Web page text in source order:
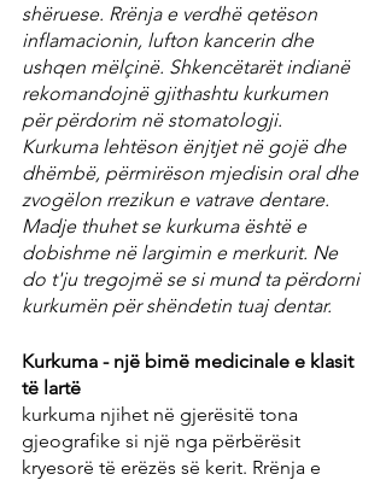
shëruese. Rrënja e verdhë qetëson
inflamacionin, lufton kancerin dhe
ushqen mëlçinë. Shkencëtarët indianë
rekomandojnë gjithashtu kurkumen
për përdorim në stomatologji.
Kurkuma lehtëson ënjtjet në gojë dhe
dhëmbë, përmirëson mjedisin oral dhe
zvogëlon rrezikun e vatrave dentare.
Madje thuhet se kurkuma është e
dobishme në largimin e merkurit. Ne
do t'ju tregojmë se si mund ta përdorni
kurkumën për shëndetin tuaj dentar.
Kurkuma - një bimë medicinale e klasit
të lartë
kurkuma njihet në gjerësitë tona
gjeografike si një nga përbërësit
kryesorë të erëzës së kerit. Rrënja e